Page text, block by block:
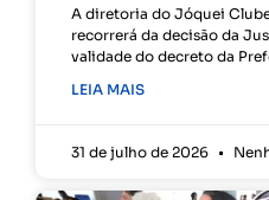
A diretoria do Jóquei
recorrerá da decisão da
validade do decreto da
LEIA MAIS
31 de julho de 2026